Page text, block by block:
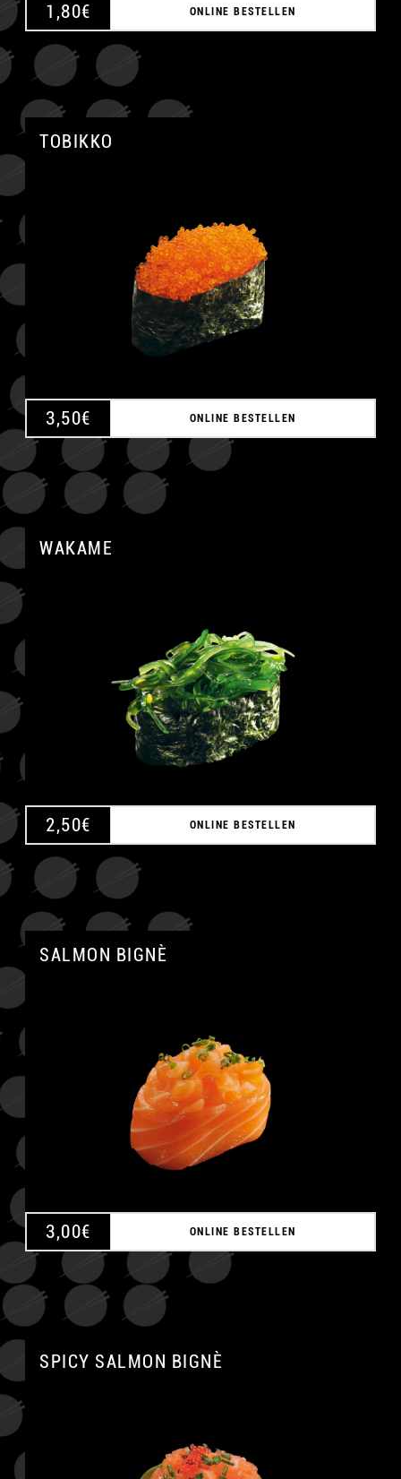
1,80€ ONLINE BESTELLEN
TOBIKKO
3,50€ ONLINE BESTELLEN
WAKAME
2,50€ ONLINE BESTELLEN
SALMON BIGNÈ
3,00€ ONLINE BESTELLEN
SPICY SALMON BIGNÈ